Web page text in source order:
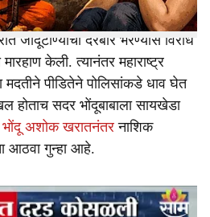
जादूटोण्याचा दरबार भरण्यास विरोध
केली. त्यानंतर महाराष्ट्र
मदतीने पीडितेने पोलिसांकडे धाव घेत
होताच सदर भोंदूबाबाला सायखेडा
भोंदू अशोक खरातनंतर नाशिक
आठवा गुन्हा आहे.